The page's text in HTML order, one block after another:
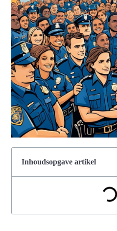
Inhoudsopgave artikel